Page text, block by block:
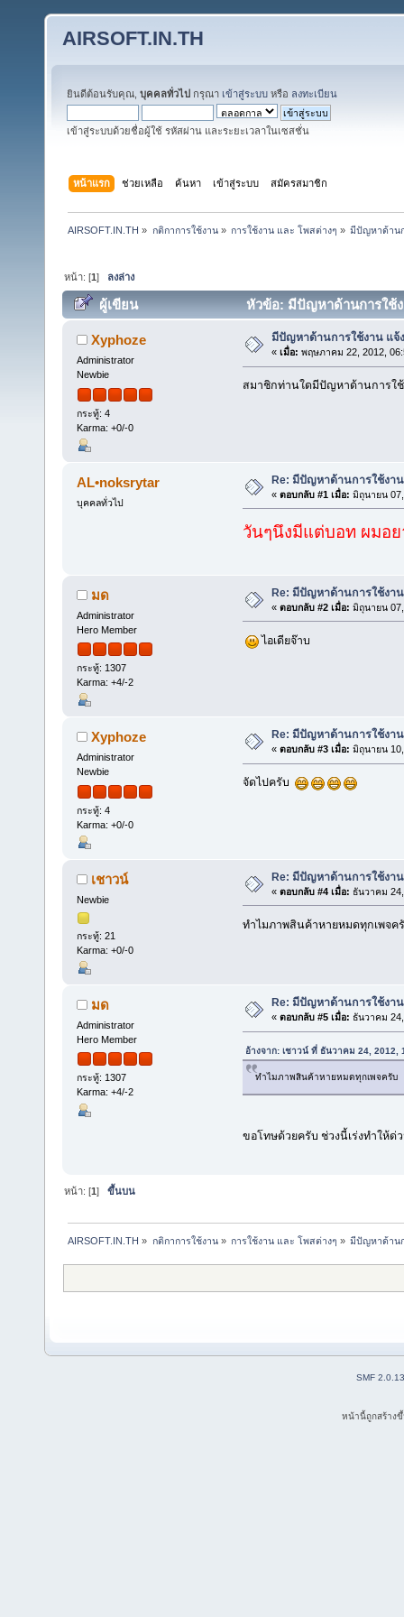
AIRSOFT.IN.TH
ยินดีต้อนรับคุณ, บุคคลทั่วไป กรุณา เข้าสู่ระบบ หรือ ลงทะเบียน
เข้าสู่ระบบด้วยชื่อผู้ใช้ รหัสผ่าน และระยะเวลาในเซสชั่น
หน้าแรก ช่วยเหลือ ค้นหา เข้าสู่ระบบ สมัครสมาชิก
AIRSOFT.IN.TH » กติกาการใช้งาน» การใช้งาน และ โพสต่างๆ » มีปัญหาด้าน
หน้า: [1] ลงล่าง
ผู้เขียน หัวข้อ: มีปัญหาด้านการใช้
Xyphoze
Administrator
Newbie
กระทู้: 4
Karma: +0/-0
มีปัญหาด้านการใช้งาน แจ้
« เมื่อ: พฤษภาคม 22, 2012,
สมาชิกท่านใดมีปัญหาด้านการใช้
AL•noksrytar
บุคคลทั่วไป
Re: มีปัญหาด้านการใช้งา
« ตอบกลับ #1 เมื่อ: มิถุนายน
วันๆนึงมีแต่บอท ผมอ
มด
Administrator
Hero Member
กระทู้: 1307
Karma: +4/-2
Re: มีปัญหาด้านการใช้งา
« ตอบกลับ #2 เมื่อ: มิถุนายน
ไอเดียจ๊าบ
Xyphoze
Administrator
Newbie
กระทู้: 4
Karma: +0/-0
Re: มีปัญหาด้านการใช้งา
« ตอบกลับ #3 เมื่อ: มิถุนายน
จัดไปครับ
เชาวน์
Newbie
กระทู้: 21
Karma: +0/-0
Re: มีปัญหาด้านการใช้งา
« ตอบกลับ #4 เมื่อ: ธันวาคม
ทำไมภาพสินค้าหายหมดทุกเพจค
มด
Administrator
Hero Member
กระทู้: 1307
Karma: +4/-2
Re: มีปัญหาด้านการใช้งา
« ตอบกลับ #5 เมื่อ: ธันวาคม
อ้างจาก: เชาวน์ ที่ ธันวาคม 24, 2012,
ทำไมภาพสินค้าหายหมดทุกเพจครับ
ขอโทษด้วยครับ ช่วงนี้เร่งทำให้ด่
หน้า: [1]ขึ้นบน
AIRSOFT.IN.TH » กติกาการใช้งาน» การใช้งาน และ โพสต่างๆ » มีปัญหาด้าน
SMF 2.0.13
หน้านี้ถูกสร้าง